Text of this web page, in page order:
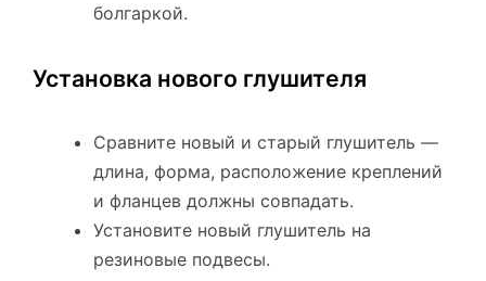
болгаркой.
Установка нового глушителя
Сравните новый и старый глушитель —
длина, форма, расположение креплений
и фланцев должны совпадать.
Установите новый глушитель на
резиновые подвесы.